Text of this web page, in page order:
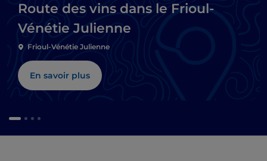
Route des vins dans le Frioul-
Vénétie Julienne
Frioul-Vénétie Julienne
En savoir plus